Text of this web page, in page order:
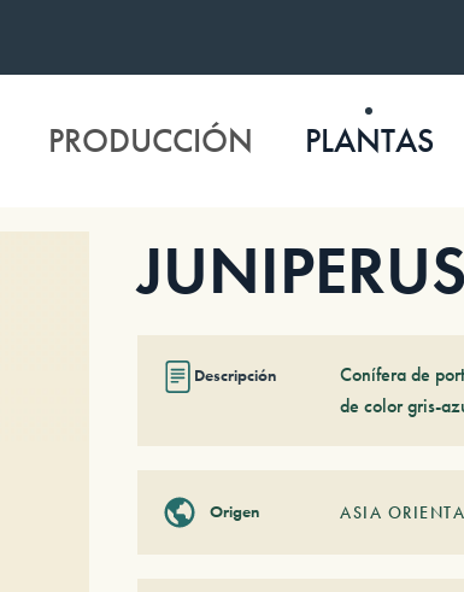
PRODUCCIÓN PLANTAS
Descripción
Conífera de
de color gris-
Origen ASIA